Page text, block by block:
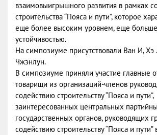
взаимовыигрышного развития в рамках
строительства “Пояса и пути”, которое
еще более высоким уровнем, еще
устойчивостью.
На симпозиуме присутствовали Ван И,
Чжэнлун.
В симпозиуме приняли участие главные
товарищи из организаций-членов
содействию строительству “Пояса и пути”,
заинтересованных центральных
государственных органов, руководящих
содействию строительству “Пояса и